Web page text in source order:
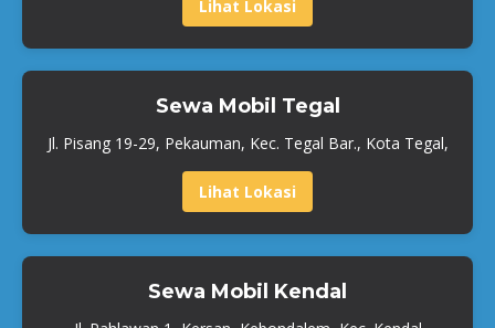
Lihat Lokasi
Sewa Mobil Tegal
Jl. Pisang 19-29, Pekauman, Kec. Tegal Bar., Kota Tegal,
Lihat Lokasi
Sewa Mobil Kendal